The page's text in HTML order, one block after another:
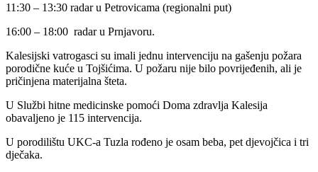
11:30 – 13:30 radar u Petrovicama (regionalni put)
16:00 – 18:00 radar u Prnjavoru.
Kalesijski vatrogasci su imali jednu intervenciju na gašenju požara
porodične kuće u Tojšićima. U požaru nije bilo povrijeđenih, ali je
pričinjena materijalna šteta.
U Službi hitne medicinske pomoći Doma zdravlja Kalesija
obavaljeno je 115 intervencija.
U porodilištu UKC-a Tuzla rođeno je osam beba, pet djevojčica i tri
dječaka.